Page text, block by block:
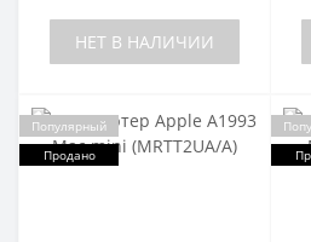
НЕТ В НАЛИЧИИ
Популярный
Продано